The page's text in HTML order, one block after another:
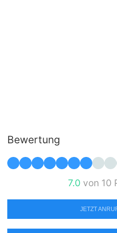
Bewertung
7.0 von 10
JETZT